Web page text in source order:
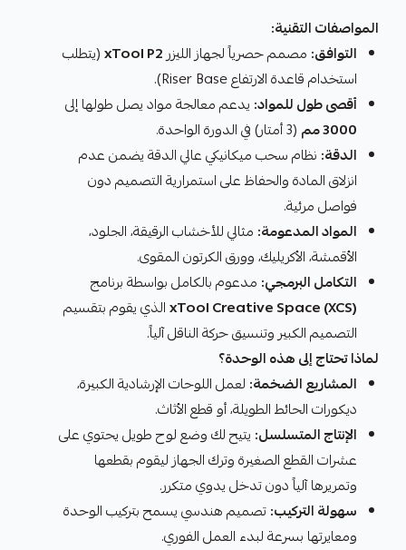
المواصفات التقنية:
التوافق: مصمم حصرياً لجهاز الليزرxTool P2(يتطلب
استخدام قاعدة الارتفاع Riser Base).
أقصى طول للمواد: يدعم معالجة مواد يصل طولها إلى
3000 مم
(3 أمتار) في الدورة الواحدة.
الدقة: نظام سحب ميكانيكي عالي الدقة يضمن عدم
انزلاق المادة والحفاظ على استمرارية التصميم دون
فواصل مرئية.
المواد المدعومة: مثالي للأخشاب الرقيقة، الجلود،
الأقمشة، الأكريليك، وورق الكرتون المقوى.
التكامل البرمجي: مدعوم بالكامل بواسطة برنامج
xTool Creative Space (XCS)الذي يقوم بتقسيم
التصميم الكبير وتنسيق حركة الناقل آلياً.
لماذا تحتاج إلى هذه الوحدة؟
المشاريع الضخمة: لعمل اللوحات الإرشادية الكبيرة،
ديكورات الحائط الطويلة، أو قطع الأثاث.
الإنتاج المتسلسل: يتيح لك وضع لوح طويل يحتوي على
عشرات القطع الصغيرة وترك الجهاز ليقوم بقطعها
وتمريرها آلياً دون تدخل يدوي متكرر.
سهولة التركيب:تصميم هندسي يسمح بتركيب الوحدة
ومعايرتها بسرعة لبدء العمل الفوري.